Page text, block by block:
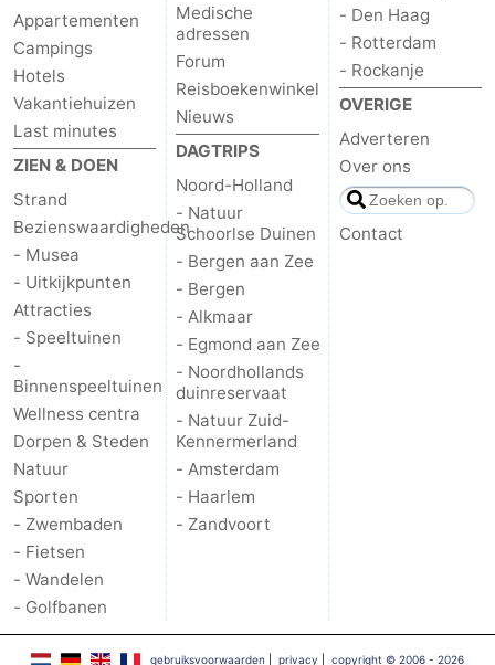
Appartementen
Campings
Hotels
Vakantiehuizen
Last minutes
ZIEN & DOEN
Strand
Bezienswaardigheden
- Musea
- Uitkijkpunten
Attracties
- Speeltuinen
-
Binnenspeeltuinen
Wellness centra
Dorpen & Steden
Natuur
Sporten
- Zwembaden
- Fietsen
- Wandelen
- Golfbanen
Medische
adressen
Forum
Reisboekenwinkel
Nieuws
DAGTRIPS
Noord-Holland
- Natuur
Schoorlse Duinen
- Bergen aan Zee
- Bergen
- Alkmaar
- Egmond aan Zee
- Noordhollands
duinreservaat
- Natuur Zuid-
Kennermerland
- Amsterdam
- Haarlem
- Zandvoort
- Den Haag
- Rotterdam
- Rockanje
OVERIGE
Adverteren
Over ons
Contact
gebruiksvoorwaarden |privacy |copyright © 2006 - 2026